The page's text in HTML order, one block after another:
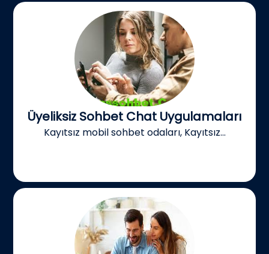
Üyeliksiz Sohbet Chat Uygulamaları
Kayıtsız mobil sohbet odaları, Kayıtsız...